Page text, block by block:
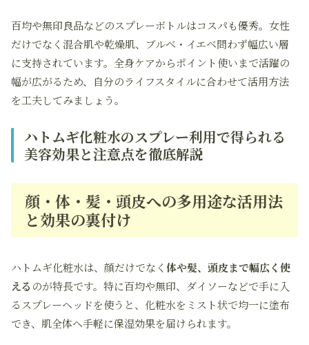
百均や無印良品などのスプレーボトルはコスパも優秀。女性
だけでなく混合肌や乾燥肌、ブルベ・イエベ問わず幅広い層
に支持されています。全身ケアからポイント使いまで活躍の
幅が広がるため、自分のライフスタイルに合わせて活用方法
を工夫してみましょう。
ハトムギ化粧水のスプレー利用で得られる
美容効果と注意点を徹底解説
顔・体・髪・頭皮への多用途な活用法
と効果の裏付け
ハトムギ化粧水は、顔だけでなく 体や髪、頭皮まで幅広く使
える のが特長です。特に百均や無印、ダイソーなどで手に入
るスプレーヘッドを使うと、化粧水をミスト状で均一に塗布
でき、肌全体へ手軽に保湿効果を届けられます。